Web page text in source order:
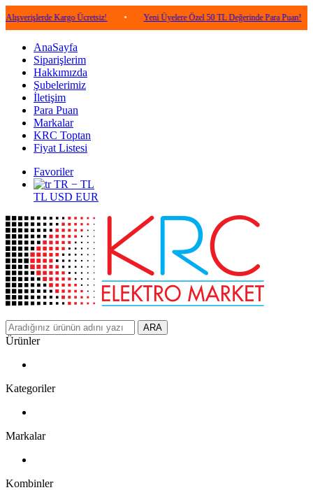
Kargo Ücretsiz! • Yeni Üyelere Özel 50 TL Değerinde Para Puan! •
AnaSayfa
Siparişlerim
Hakkımızda
Şubelerimiz
İletişim
Para Puan
Markalar
KRC Toptan
Fiyat Listesi
Favoriler
TR − TL
TL USD EUR
ARA
Ürünler
Kategoriler
Markalar
Kombinler